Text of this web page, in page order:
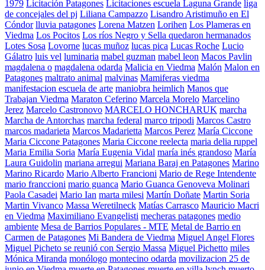
1979 Licitación Patagones Licitaciones escuela Laguna Grande liga
de concejales del pj Liliana Campazzo Lisandro Aristimuño en El
Cóndor lluvia patagones Lorena Matzen Lorihen Los Plameras en
Viedma Los Pocitos Los ríos Negro y Sella quedaron hermanados
Lotes Sosa Lovorne lucas muñoz lucas pica Lucas Roche Lucio
Gálatro luis vel luminaria mabel guzman mabel leon Macos Pavlin
magdalena o magdalena odarda Malicia en Viedma Malón Malon en
Patagones maltrato animal malvinas Mamiferas viedma
manifestacion escuela de arte maniobra heimlich Manos que
Trabajan Viedma Maraton Ceferino Marcela Morelo Marcelino
Jerez Marcelo Castronovo MARCELO HONCHARUK marcha
Marcha de Antorchas marcha federal marco tripodi Marcos Castro
marcos madarieta Marcos Madarietta Marcos Perez María Ciccone
Maria Ciccone Patagones Maria Ciccone reelecta maria delia ruppel
Maria Emilia Soria María Eugenia Vidal maría inés grandoso María
Laura Guidolin mariana arregui Mariana Baraj en Patagones Marino
Marino Ricardo Mario Alberto Francioni Mario de Rege Intendente
mario franccioni mario guanca Mario Guanca Genoveva Molinari
Paola Casadei Mario Ian marta milesi Martín Doñate Martin Soria
Martin Vivanco Massa Weretilneck Matías Carrasco Mauricio Macri
en Viedma Maximiliano Evangelisti mecheras patagones medio
ambiente Mesa de Barrios Populares - MTE Metal de Barrio en
Carmen de Patagones Mi Bandera de Viedma Miguel Angel Flores
Miguel Picheto se reunió con Sergio Massa Miguel Pichetto miles
Mónica Miranda monólogo montecino odarda movilizacion 25 de